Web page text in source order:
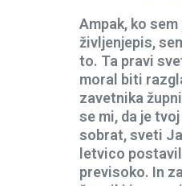
Ampak, ko
življenjepis,
to. Ta pravi
moral biti
zavetnika
se mi, da je
sobrat, sveti
letvico
previsoko. In